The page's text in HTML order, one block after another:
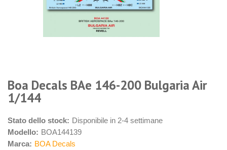
Boa Decals BAe 146-200 Bulgaria Air
1/144
Stato dello stock: Disponibile in 2-4 settimane
Modello: BOA144139
Marca: BOA Decals